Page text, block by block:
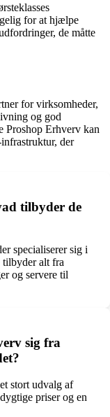
for at hjælpe
de måtte
for virksomheder,
og god
Proshop Erhverv kan
der
tilbyder de
specialiserer sig i
alt fra
og servere til
sig fra
stort udvalg af
priser og en